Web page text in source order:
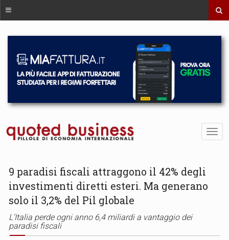
9 paradisi fiscali attraggono il 42% degli
investimenti diretti esteri. Ma generano
solo il 3,2% del Pil globale
L’Italia perde ogni anno 6,4 miliardi a vantaggio dei
paradisi fiscali